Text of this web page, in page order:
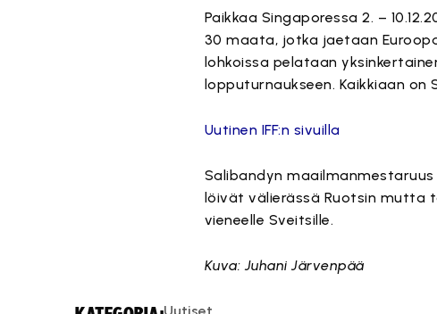
Paikkaa Singaporessa 2. –
30 maata, jotka jaetaan
lohkoissa pelataan
lopputurnaukseen. Kaikkiaan on
Uutinen IFF:n sivuilla
Salibandyn
löivät välierässä Ruotsin mutta
vieneelle Sveitsille.
Kuva: Juhani Järvenpää